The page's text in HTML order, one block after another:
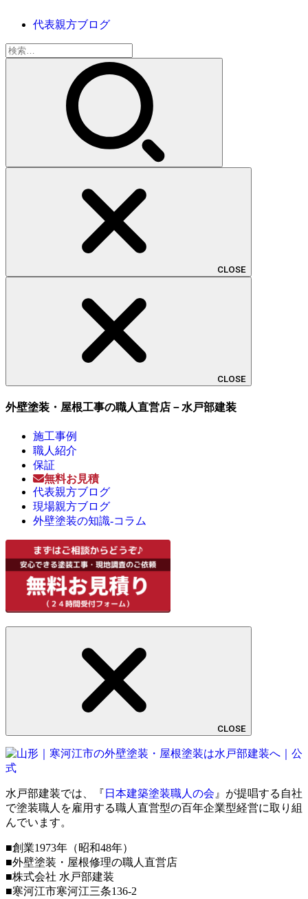
代表親方ブログ
検
索:
CLOSE
CLOSE
外壁塗装・屋根工事の職人直営店－水戸部建装
施工事例
職人紹介
保証
無料お見積
代表親方ブログ
現場親方ブログ
外壁塗装の知識-コラム
CLOSE
水戸部建装では、『 日本建築塗装職人の会 』が提唱する自社
で塗装職人を雇用する職人直営型の百年企業型経営に取り組
んでいます。
■創業1973年（昭和48年）
■外壁塗装・屋根修理の職人直営店
■株式会社 水戸部建装
■寒河江市寒河江三条136-2